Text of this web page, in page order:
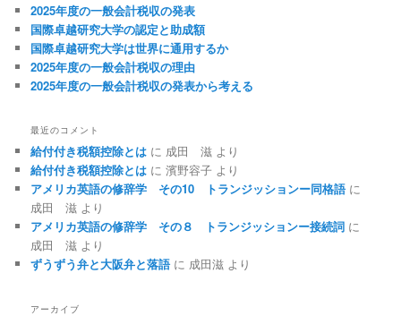
2025年度の一般会計税収の発表
国際卓越研究大学の認定と助成額
国際卓越研究大学は世界に通用するか
2025年度の一般会計税収の理由
2025年度の一般会計税収の発表から考える
最近のコメント
給付付き税額控除とは に 成田 滋 より
給付付き税額控除とは に濱野容子 より
アメリカ英語の修辞学 その10 トランジッションー同格語に
成田 滋 より
アメリカ英語の修辞学 その８ トランジッションー接続詞 に
成田 滋 より
ずうずう弁と大阪弁と落語に 成田滋 より
アーカイブ